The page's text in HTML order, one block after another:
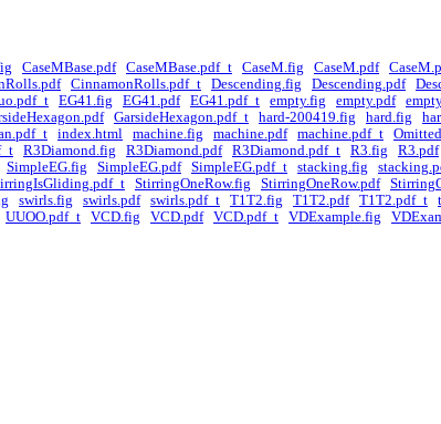
CaseMBase.pdf CaseMBase.pdf_t CaseM.fig CaseM.pdf
CinnamonRolls.pdf_t Descending.fig Descending.pdf
EG41.fig EG41.pdf EG41.pdf_t empty.fig empty.pdf
GarsideHexagon.pdf_t hard-200419.fig hard.fig
index.html machine.fig machine.pdf machine.pdf_t
R3Diamond.fig R3Diamond.pdf R3Diamond.pdf_t R3.fig R3.pdf
SimpleEG.fig SimpleEG.pdf SimpleEG.pdf_t stacking.fig
StirringOneRow.fig StirringOneRow.pdf
swirls.fig swirls.pdf swirls.pdf_t T1T2.fig T1T2.pdf T1T2.pdf_t
UUOO.pdf_t VCD.fig VCD.pdf VCD.pdf_t VDExample.fig